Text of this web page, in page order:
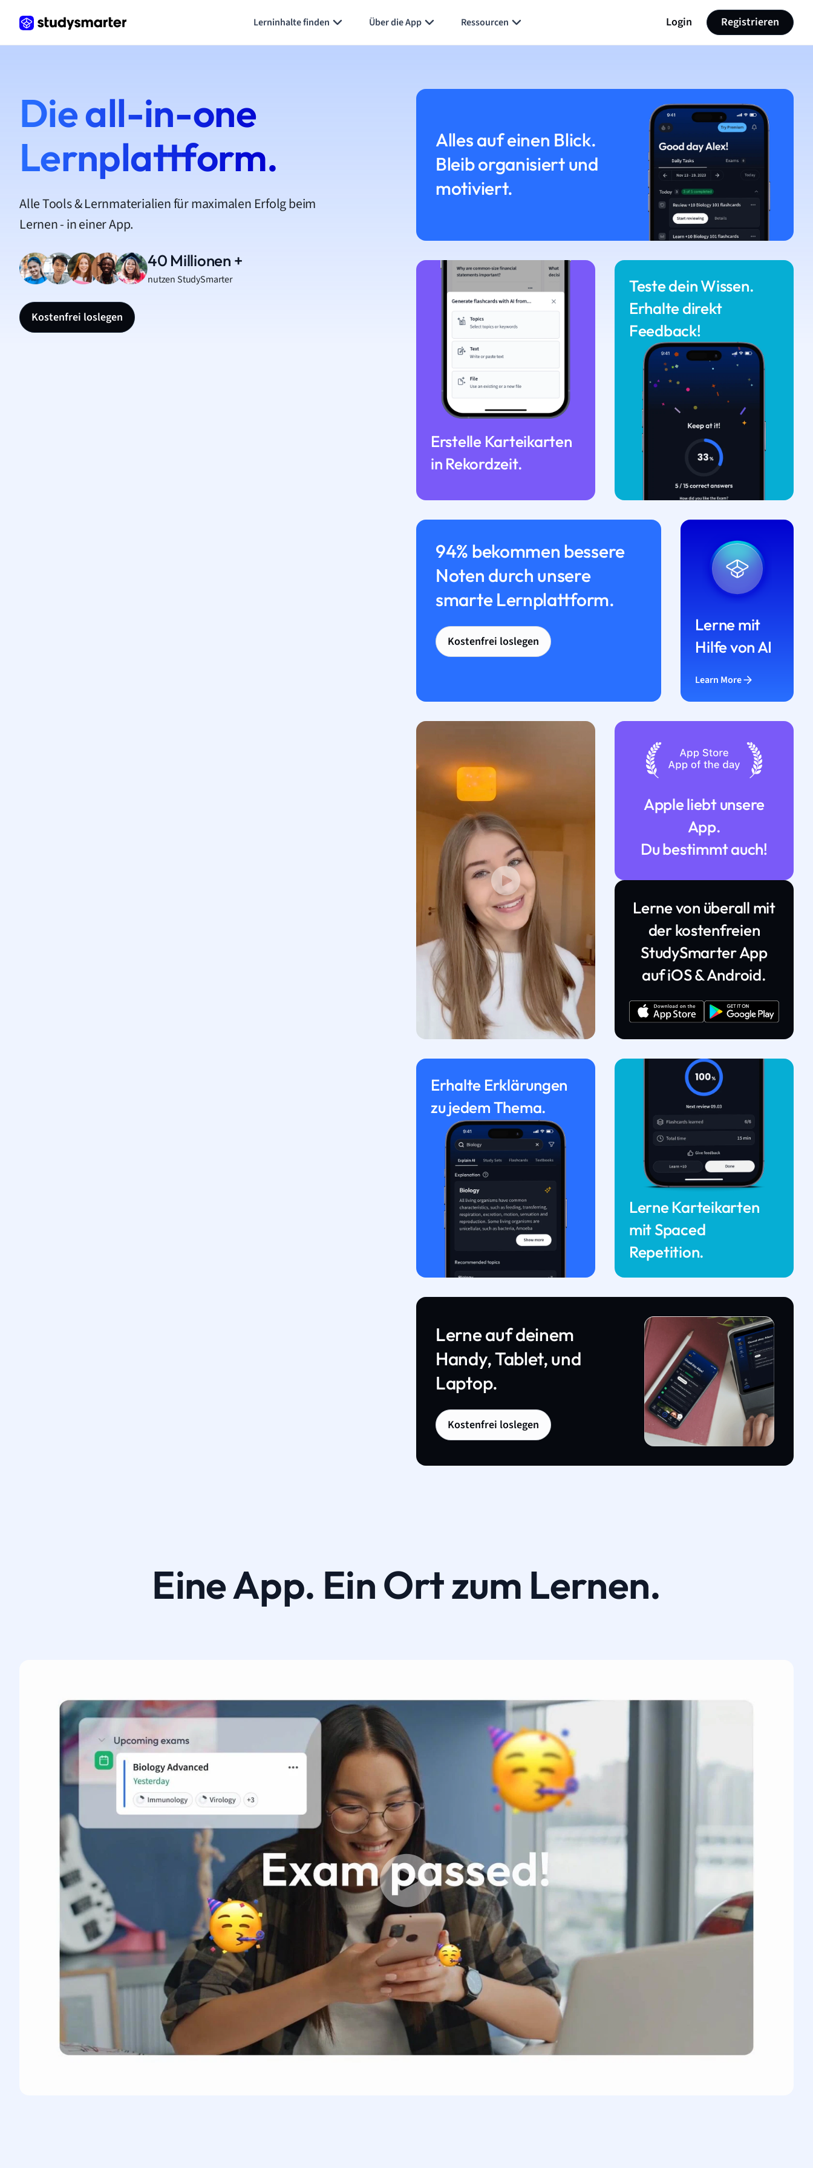
Lerninhalte finden Über die App Ressourcen Login Registrieren
Die all-in-one
Lernplattform.
Alle Tools & Lernmaterialien für maximalen Erfolg beim
Lernen - in einer App.
40 Millionen +
nutzen StudySmarter
Kostenfrei loslegen
Alles auf einen Blick.
Bleib organisiert und
motiviert.
Erstelle Karteikarten
in Rekordzeit.
Teste dein Wissen.
Erhalte direkt
Feedback!
94% bekommen bessere
Noten durch unsere
smarte Lernplattform.
Kostenfrei loslegen
Lerne mit
Hilfe von AI
Learn More
Apple liebt unsere
App.
Du bestimmt auch!
Lerne von überall mit
der kostenfreien
StudySmarter App
auf iOS & Android.
Erhalte Erklärungen
zu jedem Thema.
Lerne Karteikarten
mit Spaced
Repetition.
Lerne auf deinem
Handy, Tablet, und
Laptop.
Kostenfrei loslegen
Eine App. Ein Ort zum Lernen.